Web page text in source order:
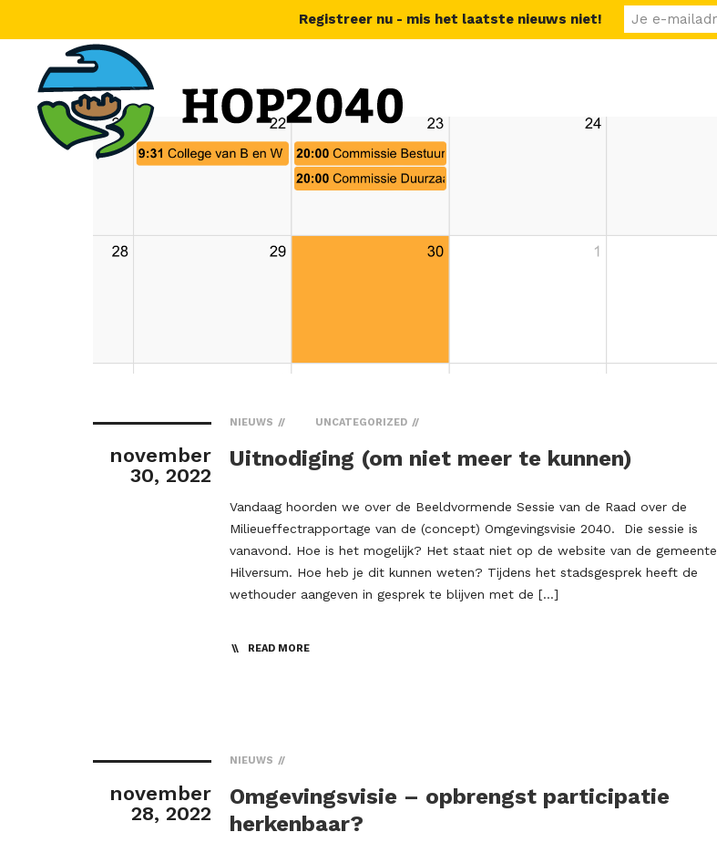
november
30, 2022
NIEUWS UNCATEGORIZED
Uitnodiging (om niet meer te kunnen)
Vandaag hoorden we over de Beeldvormende Sessie van de Raad over de
Milieueffectrapportage van de (concept) Omgevingsvisie 2040. Die sessie is
vanavond. Hoe is het mogelijk? Het staat niet op de website van de gemeente
Hilversum. Hoe heb je dit kunnen weten? Tijdens het stadsgesprek heeft de
wethouder aangeven in gesprek te blijven met de […]
READ MORE
november
28, 2022
NIEUWS
Omgevingsvisie – opbrengst participatie
herkenbaar?
Registreer nu - mis het laatste nieuws niet!